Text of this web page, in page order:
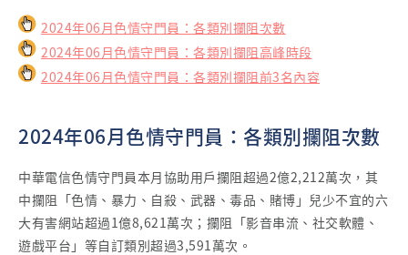
2024年06月色情守門員：各類別攔阻次數
2024年06月色情守門員：各類別攔阻高峰時段
2024年06月色情守門員：各類別攔阻前3名內容
2024年06月色情守門員：各類別攔阻次數
中華電信色情守門員本月協助用戶攔阻超過2億2,212萬次，其
中攔阻「色情、暴力、自殺、武器、毒品、賭博」兒少不宜的六
大有害網站超過1億8,621萬次；攔阻「影音串流、社交軟體、
遊戲平台」等自訂類別超過3,591萬次。